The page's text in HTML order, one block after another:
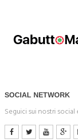
SOCIAL NETWORK
Seguici sui nostri